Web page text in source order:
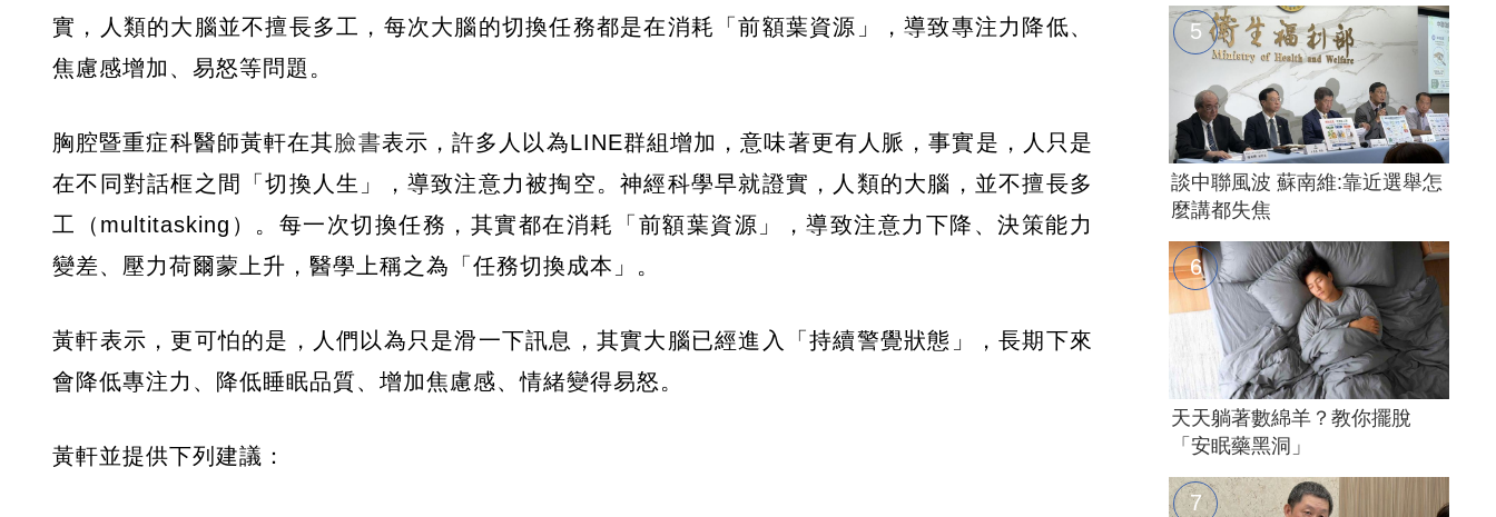
實，人類的大腦並不擅長多工，每次大腦的切換任務都是在消耗「前額葉資源」，導致專注力降低、
焦慮感增加、易怒等問題。
胸腔暨重症科醫師黃軒在其臉書表示，許多人以為LINE群組增加，意味著更有人脈，事實是，人只是
在不同對話框之間「切換人生」，導致注意力被掏空。神經科學早就證實，人類的大腦，並不擅長多
工（multitasking）。每一次切換任務，其實都在消耗「前額葉資源」，導致注意力下降、決策能力
變差、壓力荷爾蒙上升，醫學上稱之為「任務切換成本」。
黃軒表示，更可怕的是，人們以為只是滑一下訊息，其實大腦已經進入「持續警覺狀態」，長期下來
會降低專注力、降低睡眠品質、增加焦慮感、情緒變得易怒。
黃軒並提供下列建議：
談中聯風波 蘇南維:靠近選舉怎
麼講都失焦
天天躺著數綿羊？教你擺脫
「安眠藥黑洞」